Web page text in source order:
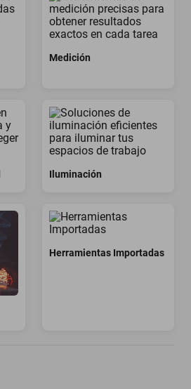
Medición
Iluminación
Herramientas Importadas